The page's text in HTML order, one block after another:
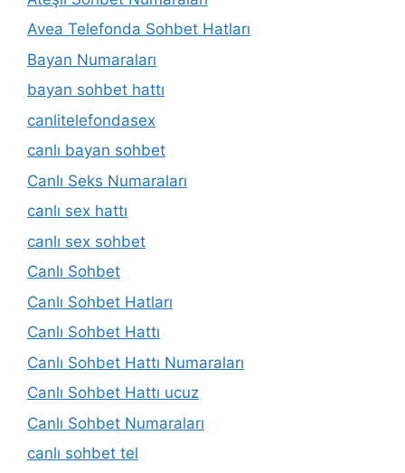
Avea Telefonda Sohbet Hatları
Bayan Numaraları
bayan sohbet hattı
canlitelefondasex
canlı bayan sohbet
Canlı Seks Numaraları
canlı sex hattı
canlı sex sohbet
Canlı Sohbet
Canlı Sohbet Hatları
Canlı Sohbet Hattı
Canlı Sohbet Hattı Numaraları
Canlı Sohbet Hattı ucuz
Canlı Sohbet Numaraları
canlı sohbet tel